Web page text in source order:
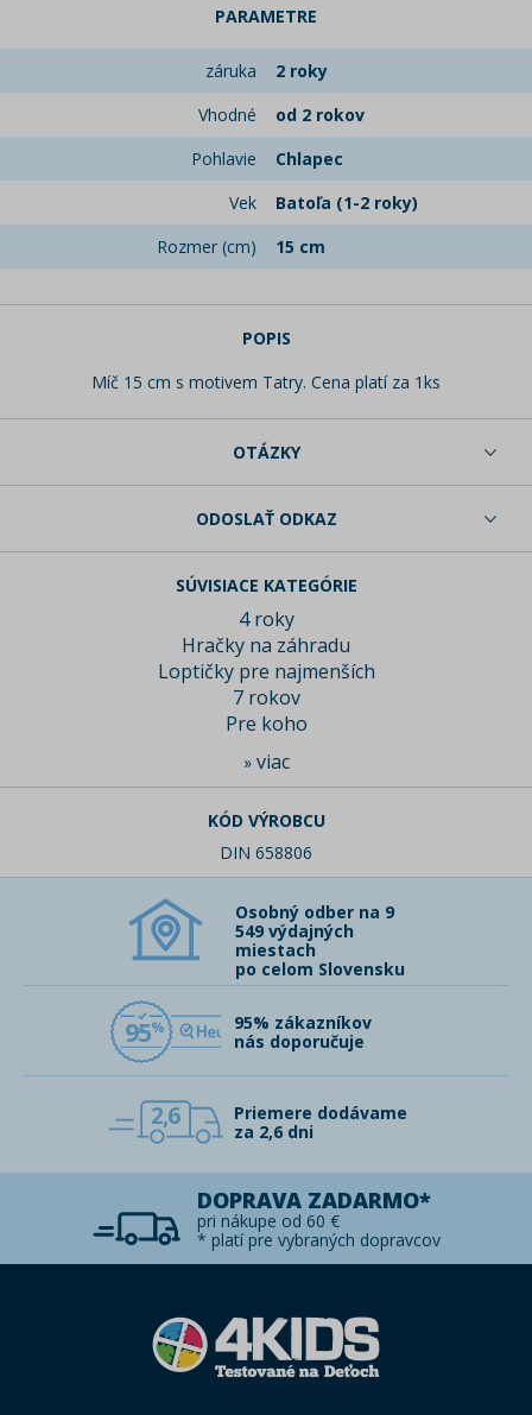
PARAMETRE
záruka
2 roky
Vhodné
od 2 rokov
Pohlavie
Chlapec
Vek
Batoľa (1-2 roky)
Rozmer (cm)
15 cm
POPIS
Míč 15 cm s motivem Tatry. Cena platí za 1ks
OTÁZKY
ODOSLAŤ ODKAZ
SÚVISIACE KATEGÓRIE
4 roky
Hračky na záhradu
Loptičky pre najmenších
7 rokov
Pre koho
» viac
KÓD VÝROBCU
DIN 658806
Osobný odber na 9
549 výdajných
miestach
po celom Slovensku
95
95% zákazníkov
nás doporučuje
2,6
Priemere dodávame
za 2,6 dni
DOPRAVA ZADARMO*
pri nákupe od 60 €
* platí pre vybraných dopravcov